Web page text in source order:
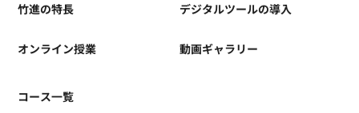
竹進の特長 デジタルツールの導入
オンライン授業 動画ギャラリー
コース一覧